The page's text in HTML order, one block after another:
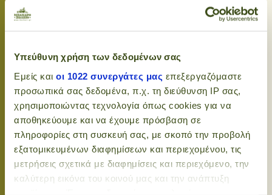
Υπεύθυνη χρήση των δεδομένων σας
Εμείς και οι 1022 συνεργάτες μας επεξεργαζόμαστε
προσωπικά σας δεδομένα, π.χ. τη διεύθυνση IP σας,
χρησιμοποιώντας τεχνολογία όπως cookies για να
αποθηκεύουμε και να έχουμε πρόσβαση σε
πληροφορίες στη συσκευή σας, με σκοπό την προβολή
εξατομικευμένων διαφημίσεων και περιεχομένου, τις
μετρήσεις σχετικά με διαφημίσεις και περιεχόμενο, την
καλύτερη εικόνα του κοινού μας και την ανάπτυξη
containing abundant flakes oats, have the capacity to
vegetables contain a number of phytochemical
substances. Many phytochemicals are known to help
reduce the risk of cancer. Also, the high fiber
consumption is directly linked to reducing the risk of
cancer related to hormonal disorders, such as
cancer of the breast, ovary, uterus, and prostate
cancer in men.